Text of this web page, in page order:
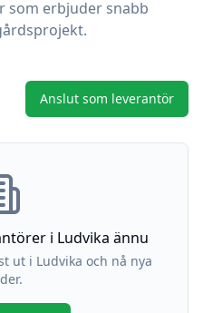
som erbjuder snabb
Anslut som leverantör
i Ludvika ännu
ut i Ludvika och nå nya